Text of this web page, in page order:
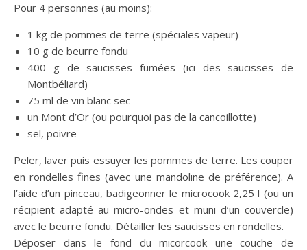
Pour 4 personnes (au moins):
1 kg de pommes de terre (spéciales vapeur)
10 g de beurre fondu
400 g de saucisses fumées (ici des saucisses de
Montbéliard)
75 ml de vin blanc sec
un Mont d’Or (ou pourquoi pas de la cancoillotte)
sel, poivre
Peler, laver puis essuyer les pommes de terre. Les couper
en rondelles fines (avec une mandoline de préférence). A
l’aide d’un pinceau, badigeonner le microcook 2,25 l (ou un
récipient adapté au micro-ondes et muni d’un couvercle)
avec le beurre fondu. Détailler les saucisses en rondelles.
Déposer dans le fond du micorcook une couche de